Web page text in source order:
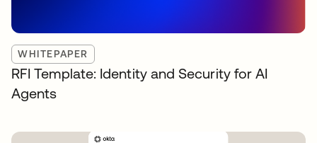
WHITEPAPER
RFI Template: Identity and Security for AI
Agents